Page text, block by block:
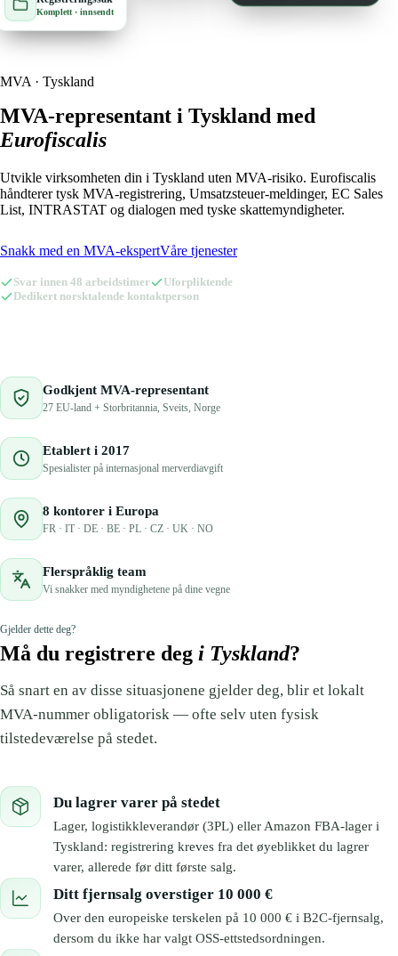
🇵🇱 Polen
🇨🇭 Sveits
🇸🇪 Sverige
🇨🇿 Tsjekkia
🇩🇪 Tyskland
🇦🇹 Østerrike
Luxembourg
🇵🇱 Polen
🇸🇰 Slovakia
🇪🇸 Spania
🇬🇧 Storbritannia
🇨🇭 Sveits
🇩🇪 Tyskland
🇦🇹 Østerrike
MVA · Tyskland
MVA-representant i Tyskland med
Eurofiscalis
Utvikle virksomheten din i Tyskland uten MVA-risiko. Eurofiscalis
håndterer tysk MVA-registrering, Umsatzsteuer-meldinger, EC Sales
List, INTRASTAT og dialogen med tyske skattemyndigheter.
Snakk med en MVA-ekspertVåre tjenester
Svar innen 48 arbeidstimer
Uforpliktende
Dedikert norsktalende kontaktperson
Komplett · innsendt
Godkjent MVA-representant
27 EU-land + Storbritannia, Sveits, Norge
Etablert i 2017
Spesialister på internasjonal merverdiavgift
8 kontorer i Europa
FR · IT · DE · BE · PL · CZ · UK · NO
Flerspråklig team
Vi snakker med myndighetene på dine vegne
Gjelder dette deg?
Må du registrere deg i Tyskland?
Så snart en av disse situasjonene gjelder deg, blir et lokalt
MVA-nummer obligatorisk — ofte selv uten fysisk
tilstedeværelse på stedet.
Du lagrer varer på stedet
Lager, logistikkleverandør (3PL) eller Amazon FBA-lager i
Tyskland: registrering kreves fra det øyeblikket du lagrer
varer, allerede før ditt første salg.
Ditt fjernsalg overstiger 10 000 €
Over den europeiske terskelen på 10 000 € i B2C-fjernsalg,
dersom du ikke har valgt OSS-ettstedsordningen.